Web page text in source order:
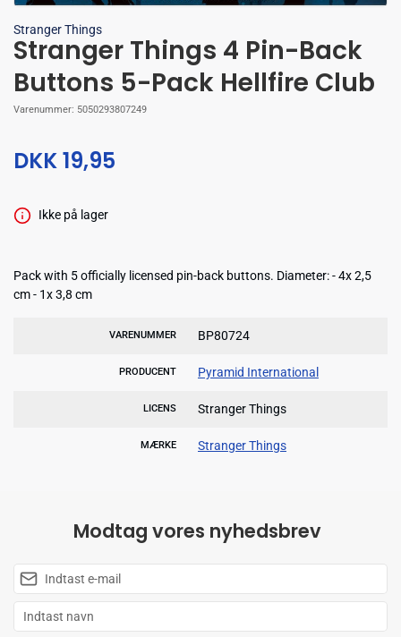
Stranger Things
Stranger Things 4 Pin-Back
Buttons 5-Pack Hellfire Club
Varenummer: 5050293807249
DKK 19,95
Ikke på lager
Pack with 5 officially licensed pin-back buttons. Diameter: - 4x 2,5
cm - 1x 3,8 cm
VARENUMMER BP80724
PRODUCENT Pyramid International
LICENS Stranger Things
MÆRKE Stranger Things
Modtag vores nyhedsbrev